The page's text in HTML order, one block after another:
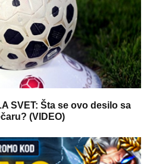
SVET: Šta se ovo desilo sa
(VIDEO)